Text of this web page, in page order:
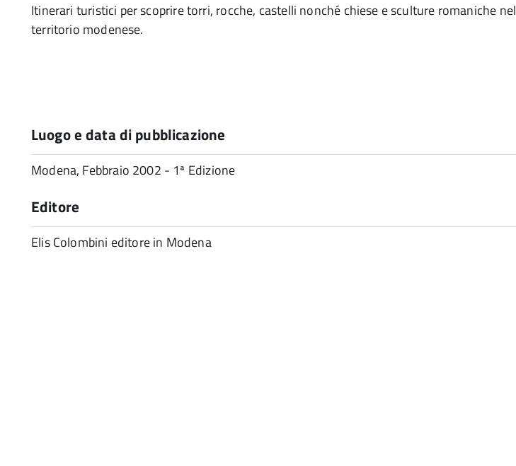
Itinerari turistici per scoprire torri, rocche, castelli nonché chiese e sculture romaniche nel
territorio modenese.
Luogo e data di pubblicazione
Modena, Febbraio 2002 - 1ª Edizione
Editore
Elis Colombini editore in Modena